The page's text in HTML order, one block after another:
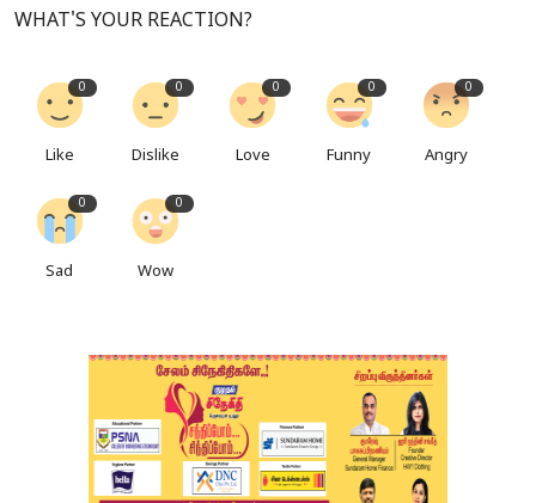
WHAT'S YOUR REACTION?
0
Like
0
Dislike
0
Love
0
Funny
0
Angry
0
Sad
0
Wow